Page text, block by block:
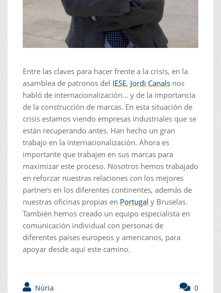
Entre las claves para hacer frente a la crisis, en la
asamblea de patronos del IESE, Jordi Canals nos
habló de internacionalización… y de la importancia
de la construcción de marcas. En esta situación de
crisis estamos viendo empresas industriales que se
están recuperando antes. Han hecho un gran
trabajo en la internacionalización. Ahora es
importante que trabajen en sus marcas para
maximizar este proceso. Nosotros hemos trabajado
en reforzar nuestras relaciones con los mejores
partners en los diferentes continentes, además de
nuestras oficinas propias en Portugal y Bruselas.
También hemos creado un equipo especialista en
comunicación individual con personas de
diferentes países europeos y americanos, para
apoyar desde aquí este camino.
Núria 0